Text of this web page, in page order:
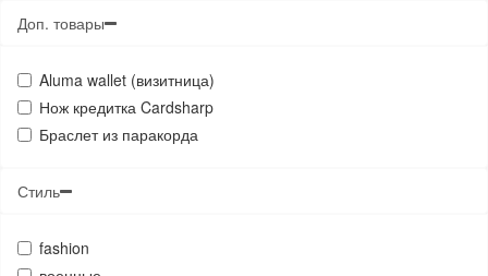
Доп. товары
Aluma wallet (визитница)
Нож кредитка Cardsharp
Браслет из паракорда
Стиль
fashion